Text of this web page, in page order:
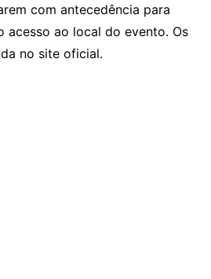
com antecedência para
acesso ao local do evento. Os
no site oficial.